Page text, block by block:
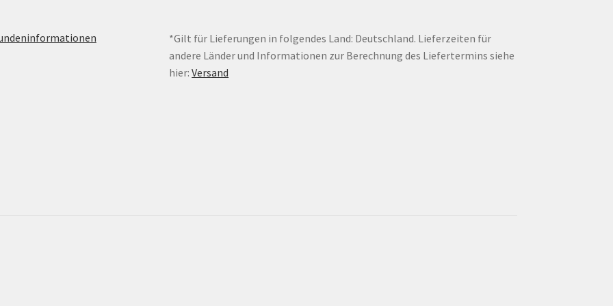
*Gilt für Lieferungen in folgendes Land: Deutschland. Lieferzeiten für
andere Länder und Informationen zur Berechnung des Liefertermins siehe
hier:Versand